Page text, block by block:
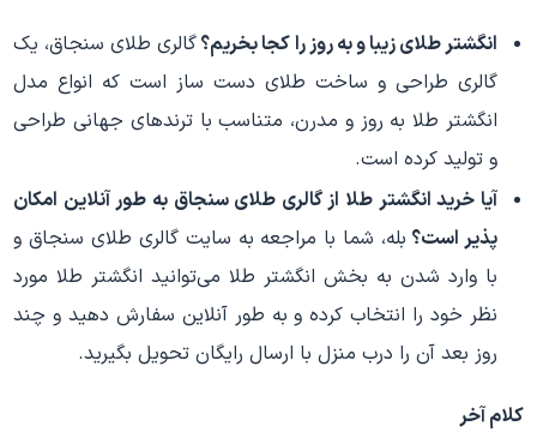
انگشتر طلای زیبا و به روز را کجا بخریم؟گالری طلای سنجاق، یک
گالری طراحی و ساخت طلای دست ساز است که انواع مدل
انگشتر طلا به روز و مدرن، متناسب با ترندهای جهانی طراحی
و تولید کرده است.
آیا خرید انگشتر طلا از گالری طلای سنجاق به طور آنلاین امکان
پذیر است؟ بله، شما با مراجعه به سایت گالری طلای سنجاق و
با وارد شدن به بخش انگشتر طلا می‌توانید انگشتر طلا مورد
نظر خود را انتخاب کرده و به طور آنلاین سفارش دهید و چند
روز بعد آن را درب منزل با ارسال رایگان تحویل بگیرید.
کلام آخر